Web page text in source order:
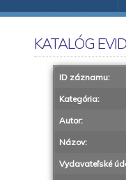
KATALÓG
ID záznamu:
Kategória:
Autor:
Názov:
Vydavateľské